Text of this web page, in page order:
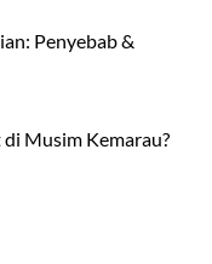
Penyebab &
Musim Kemarau?